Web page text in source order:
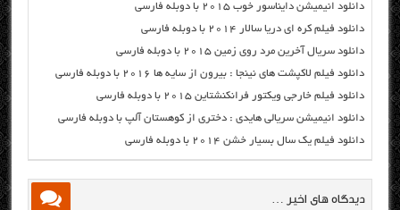
دانلود انیمیشن دایناسور خوب ۲۰۱۵ با دوبله فارسی
دانلود فیلم کره ای دریا سالار ۲۰۱۴ با دوبله فارسی
دانلود سریال آخرین مرد روی زمین ۲۰۱۵ با دوبله فارسی
دانلود فیلم لاکپشت های نینجا : بیرون از سایه ها ۲۰۱۶ با دوبله فارسی
دانلود فیلم خارجی ویکتور فرانکنشتاین ۲۰۱۵ با دوبله فارسی
دانلود انیمیشن سریالی هایدی : دختری از کوهستان آلپ با دوبله فارسی
دانلود فیلم یک سال بسیار خشن ۲۰۱۴ با دوبله فارسی
دیدگاه های اخیر …